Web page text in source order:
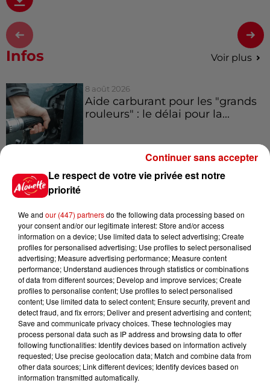
Infos Voir plus
8 août 2026
Aide carburant pour les "grands
rouleurs" : le délai pour la...
Royan : elle tente d’écraser son
8 août 2026
Cambriolages : plus de 18 000
logements visités en juillet 2026,
en...
7 août 2026
Pape Léon XIV en France : quel
est son programme ?
Le respect de votre vie privée est notre
priorité
We and our (447) partnersdo the following data processing based on
your consent and/or our legitimate interest: Store and/or access
information on a device; Use limited data to select advertising; Create
profiles for personalised advertising; Use profiles to select personalised
advertising; Measure advertising performance; Measure content
performance; Understand audiences through statistics or combinations
of data from different sources; Develop and improve services; Create
profiles to personalise content; Use profiles to select personalised
content; Use limited data to select content; Ensure security, prevent and
detect fraud, and fix errors; Deliver and present advertising and content;
Save and communicate privacy choices. These technologies may
process personal data such as IP address and browsing data to offer
following functionalities: Identify devices based on information actively
requested; Use precise geolocation data; Match and combine data from
other data sources; Link different devices; Identify devices based on
information transmitted automatically.
Continuer sans accepter